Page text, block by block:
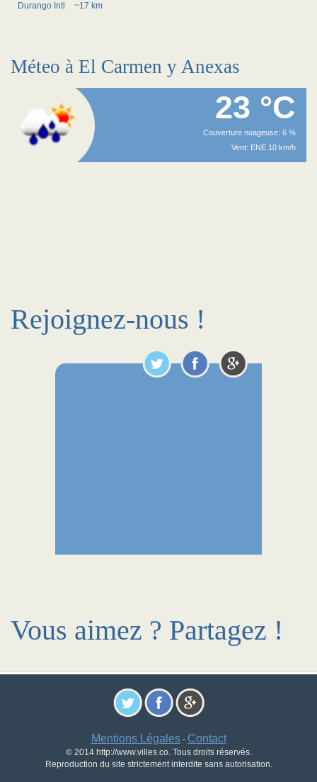
Durango Intl ~17 km
Méteo à El Carmen y Anexas
23 °C
Couverture nuageuse: 6 %
Vent: ENE 10 km/h
Rejoignez-nous !
Vous aimez ? Partagez !
Mentions Légales- Contact
© 2014 http://www.villes.co. Tous droits réservés.
Reproduction du site strictement interdite sans autorisation.